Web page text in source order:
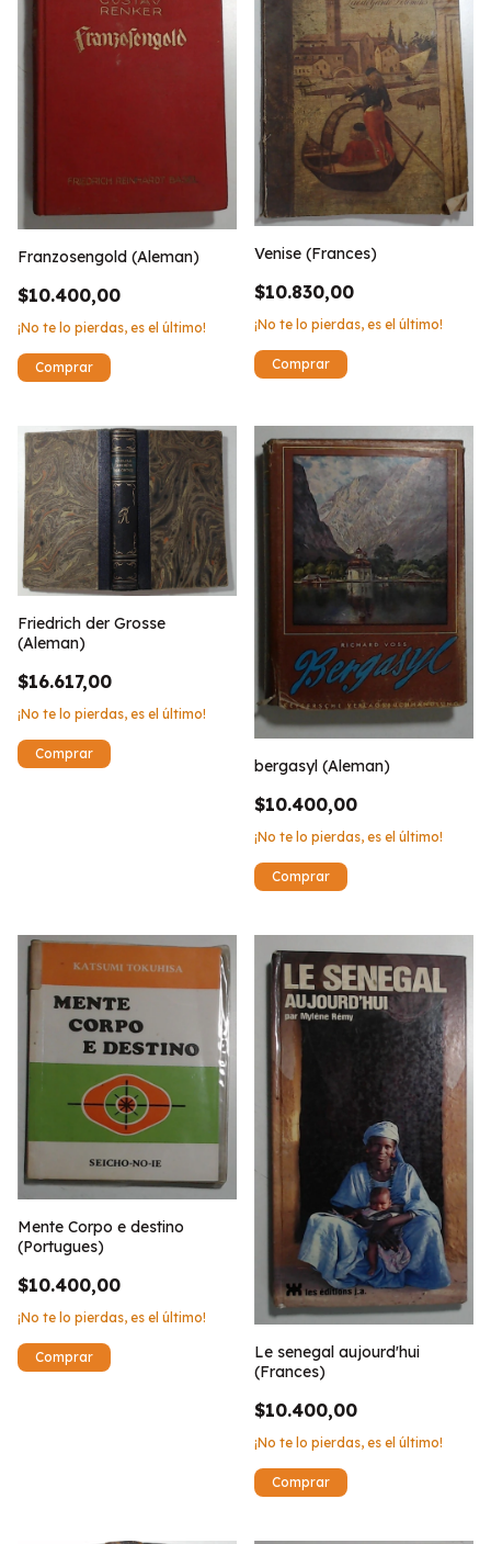
Franzosengold (Aleman)
$10.400,00
¡No te lo pierdas, es el último!
Venise (Frances)
$10.830,00
¡No te lo pierdas, es el último!
Friedrich der Grosse
(Aleman)
$16.617,00
¡No te lo pierdas, es el último!
bergasyl (Aleman)
$10.400,00
¡No te lo pierdas, es el último!
Mente Corpo e destino
(Portugues)
$10.400,00
¡No te lo pierdas, es el último!
Le senegal aujourd'hui
(Frances)
$10.400,00
¡No te lo pierdas, es el último!